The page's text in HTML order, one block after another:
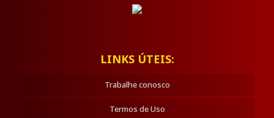
LINKS ÚTEIS:
Trabalhe conosco
Termos de Uso